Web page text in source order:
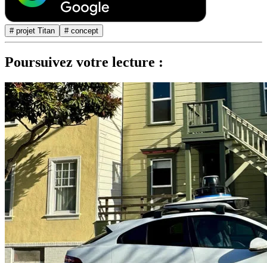
# projet Titan # concept
Poursuivez votre lecture :